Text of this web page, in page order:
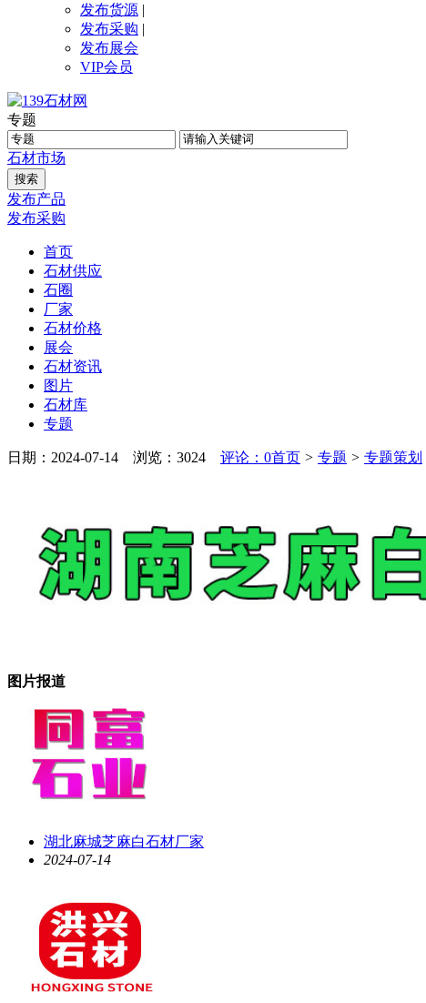
发布货源 |
发布采购 |
发布展会
VIP会员
专题
石材市场
发布产品
发布采购
首页
石材供应
石圈
厂家
石材价格
展会
石材资讯
图片
石材库
专题
日期：2024-07-14 浏览： 3024 评论：0首页 > 专题 > 专题策划
图片报道
湖北麻城芝麻白石材厂家
2024-07-14